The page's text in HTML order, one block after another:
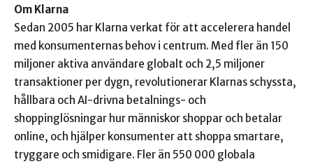
Om Klarna
Sedan 2005 har Klarna verkat för att accelerera handel
med konsumenternas behov i centrum. Med fler än 150
miljoner aktiva användare globalt och 2,5 miljoner
transaktioner per dygn, revolutionerar Klarnas schyssta,
hållbara och AI-drivna betalnings- och
shoppinglösningar hur människor shoppar och betalar
online, och hjälper konsumenter att shoppa smartare,
tryggare och smidigare. Fler än 550 000 globala